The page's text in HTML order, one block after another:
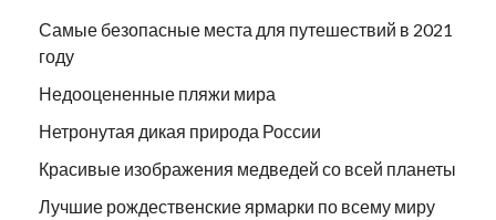
Самые безопасные места для путешествий в 2021
году
Недооцененные пляжи мира
Нетронутая дикая природа России
Красивые изображения медведей со всей планеты
Лучшие рождественские ярмарки по всему миру